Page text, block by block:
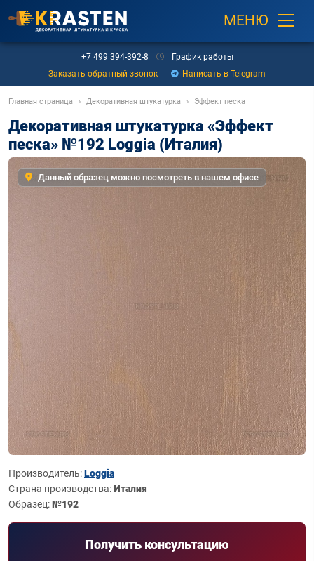
+7 499 394-392-8
График работы
Заказать обратный звонок
Написать в Telegram
МЕНЮ
Главная страница › Декоративная штукатурка › Эффект песка
Декоративная штукатурка «Эффект
песка» №192 Loggia (Италия)
Данный образец можно посмотреть в нашем офисе
Производитель:Loggia
Страна производства:Италия
Образец:№192
Получить консультацию